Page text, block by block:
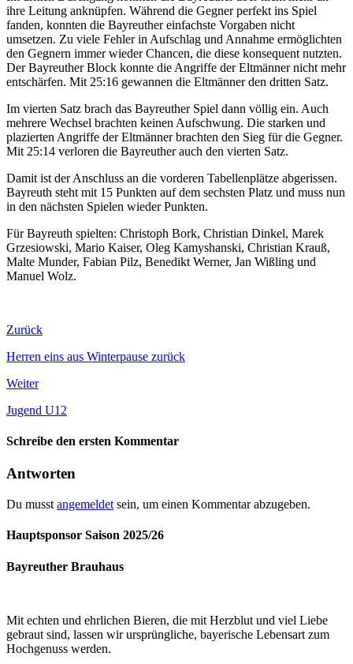
ihre Leitung anknüpfen. Während die Gegner perfekt ins Spiel
fanden, konnten die Bayreuther einfachste Vorgaben nicht
umsetzen. Zu viele Fehler in Aufschlag und Annahme ermöglichten
den Gegnern immer wieder Chancen, die diese konsequent nutzten.
Der Bayreuther Block konnte die Angriffe der Eltmänner nicht mehr
entschärfen. Mit 25:16 gewannen die Eltmänner den dritten Satz.
Im vierten Satz brach das Bayreuther Spiel dann völlig ein. Auch
mehrere Wechsel brachten keinen Aufschwung. Die starken und
plazierten Angriffe der Eltmänner brachten den Sieg für die Gegner.
Mit 25:14 verloren die Bayreuther auch den vierten Satz.
Damit ist der Anschluss an die vorderen Tabellenplätze abgerissen.
Bayreuth steht mit 15 Punkten auf dem sechsten Platz und muss nun
in den nächsten Spielen wieder Punkten.
Für Bayreuth spielten: Christoph Bork, Christian Dinkel, Marek
Grzesiowski, Mario Kaiser, Oleg Kamyshanski, Christian Krauß,
Malte Munder, Fabian Pilz, Benedikt Werner, Jan Wißling und
Manuel Wolz.
Zurück
Herren eins aus Winterpause zurück
Weiter
Jugend U12
Schreibe den ersten Kommentar
Antworten
Du musst angemeldet sein, um einen Kommentar abzugeben.
Hauptsponsor Saison 2025/26
Bayreuther Brauhaus
Mit echten und ehrlichen Bieren, die mit Herzblut und viel Liebe
gebraut sind, lassen wir ursprüngliche, bayerische Lebensart zum
Hochgenuss werden.